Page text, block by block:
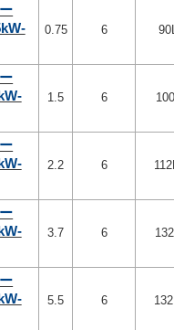
0.75 6 90L
1.5 6
2.2 6
3.7 6
5.5 6